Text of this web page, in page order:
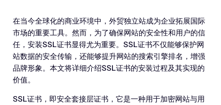
在当今全球化的商业环境中，外贸独立站成为企业拓展国际
市场的重要工具。然而，为了确保网站的安全性和用户的信
任，安装SSL证书显得尤为重要。SSL证书不仅能够保护网
站数据的安全传输，还能够提升网站的搜索引擎排名，增强
品牌形象。本文将详细介绍SSL证书的安装过程及其实现的
价值。
SSL证书，即安全套接层证书，它是一种用于加密网站与用